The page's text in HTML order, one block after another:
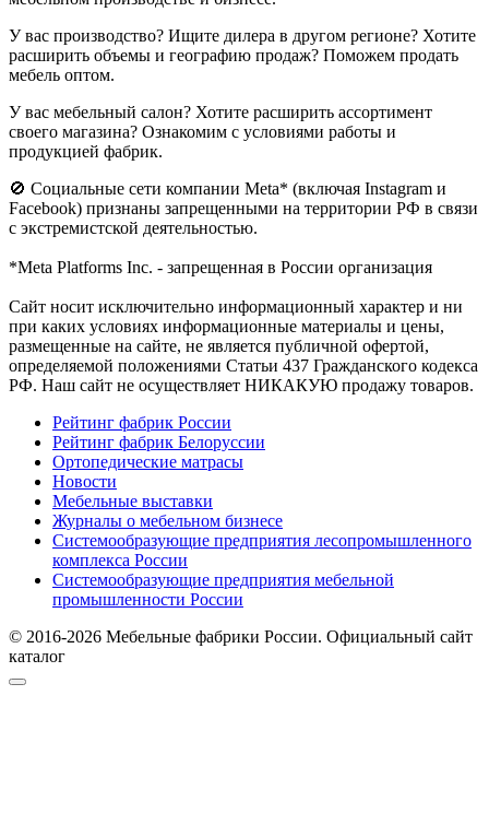
У вас производство? Ищите дилера в другом регионе? Хотите
расширить объемы и географию продаж? Поможем продать
мебель оптом.
У вас мебельный салон? Хотите расширить ассортимент
своего магазина? Ознакомим с условиями работы и
продукцией фабрик.
🚫 Социальные сети компании Meta* (включая Instagram и
Facebook) признаны запрещенными на территории РФ в связи
с экстремистской деятельностью.
*Meta Platforms Inc. - запрещенная в России организация
Cайт носит исключительно информационный характер и ни
при каких условиях информационные материалы и цены,
размещенные на сайте, не является публичной офертой,
определяемой положениями Статьи 437 Гражданского кодекса
РФ. Наш сайт не осуществляет НИКАКУЮ продажу товаров.
Рейтинг фабрик России
Рейтинг фабрик Белоруссии
Ортопедические матрасы
Новости
Мебельные выставки
Журналы о мебельном бизнесе
Системообразующие предприятия лесопромышленного
комплекса России
Системообразующие предприятия мебельной
промышленности России
© 2016-2026 Мебельные фабрики России. Официальный сайт
каталог